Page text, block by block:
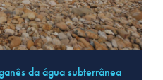
da água subterrânea